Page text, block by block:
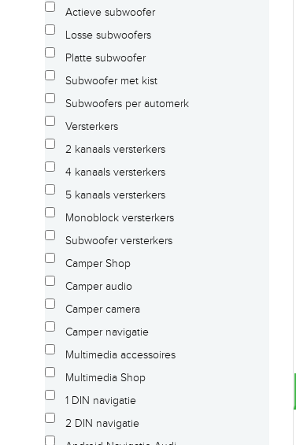
Actieve subwoofer
Losse subwoofers
Platte subwoofer
Subwoofer met kist
Subwoofers per automerk
Versterkers
2 kanaals versterkers
4 kanaals versterkers
5 kanaals versterkers
Monoblock versterkers
Subwoofer versterkers
Camper Shop
Camper audio
Camper camera
Camper navigatie
Multimedia accessoires
Multimedia Shop
1 DIN navigatie
2 DIN navigatie